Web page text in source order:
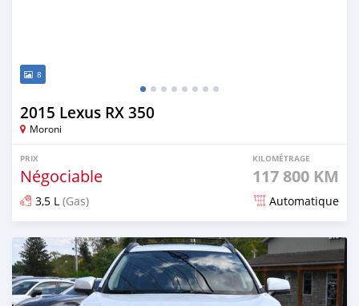
8
2015 Lexus RX 350
Moroni
PRIX
Négociable
KILOMÉTRAGE
117 800 KM
3,5 L (Gas) Automatique
Publié il y a 8 mois